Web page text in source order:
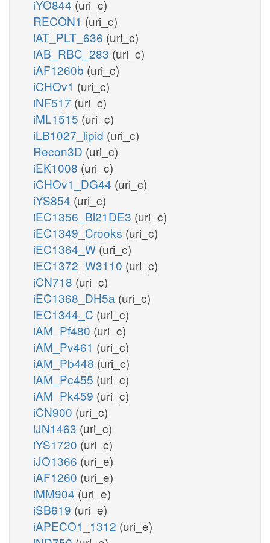
iYO844 (uri_c)
RECON1 (uri_c)
iAT_PLT_636 (uri_c)
iAB_RBC_283 (uri_c)
iAF1260b (uri_c)
iCHOv1 (uri_c)
iNF517 (uri_c)
iML1515 (uri_c)
iLB1027_lipid (uri_c)
Recon3D (uri_c)
iEK1008 (uri_c)
iCHOv1_DG44 (uri_c)
iYS854 (uri_c)
iEC1356_Bl21DE3 (uri_c)
iEC1349_Crooks (uri_c)
iEC1364_W (uri_c)
iEC1372_W3110 (uri_c)
iCN718 (uri_c)
iEC1368_DH5a (uri_c)
iEC1344_C (uri_c)
iAM_Pf480 (uri_c)
iAM_Pv461 (uri_c)
iAM_Pb448 (uri_c)
iAM_Pc455 (uri_c)
iAM_Pk459 (uri_c)
iCN900 (uri_c)
iJN1463 (uri_c)
iYS1720 (uri_c)
iJO1366 (uri_e)
iAF1260 (uri_e)
iMM904 (uri_e)
iSB619 (uri_e)
iAPECO1_1312 (uri_e)